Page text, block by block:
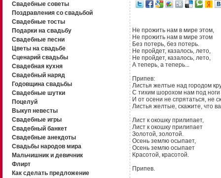
Свадебные советы
Поздравления со свадьбой
Свадебные тосты
Подарки на свадьбу
Свадебные песни
Цветы на свадьбе
Сценарий свадьбы
Свадебная кухня
Свадебный наряд
Годовщина свадьбы
Свадебные шутки
Поцелуй
Выкуп невесты
Свадебные игры
Свадебный банкет
Свадебные анекдоты
Свадьбы народов мира
Мальчишник и девичник
Флирт
Как сделать предложение
Не прожить нам в мире этом,
Не прожить нам в мире этом
Без потерь, без потерь.
Не пройдет, казалось, лето,
Не пройдет, казалось, лето,
А теперь, а теперь...
Припев:
Листья желтые над городом
С тихим шорохом нам под ноги
И от осени не спрятаться, не
Листья желтые, скажите, что
Лист к окошку прилипает,
Лист к окошку прилипает
Золотой, золотой.
Осень землю осыпает,
Осень землю осыпает
Красотой, красотой.
Припев.